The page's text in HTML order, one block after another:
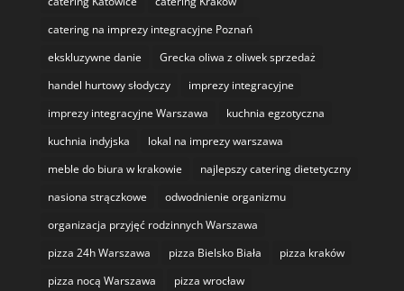
catering na imprezy integracyjne Poznań
ekskluzywne danie
Grecka oliwa z oliwek sprzedaż
handel hurtowy słodyczy
imprezy integracyjne
imprezy integracyjne Warszawa
kuchnia egzotyczna
kuchnia indyjska
lokal na imprezy warszawa
meble do biura w krakowie
najlepszy catering dietetyczny
nasiona strączkowe
odwodnienie organizmu
organizacja przyjęć rodzinnych Warszawa
pizza 24h Warszawa
pizza Bielsko Biała
pizza kraków
pizza nocą Warszawa
pizza wrocław